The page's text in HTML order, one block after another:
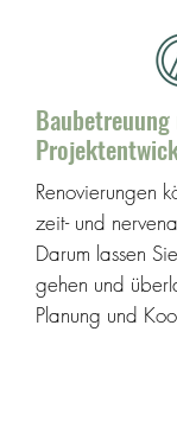
Baubetreuung
Renovierungen
zeit- und
Darum lassen
gehen und
Planung und